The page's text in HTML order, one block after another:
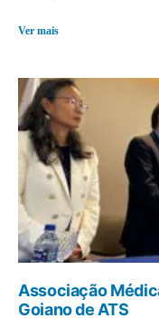
Ver mais
Associação
Goiano de ATS